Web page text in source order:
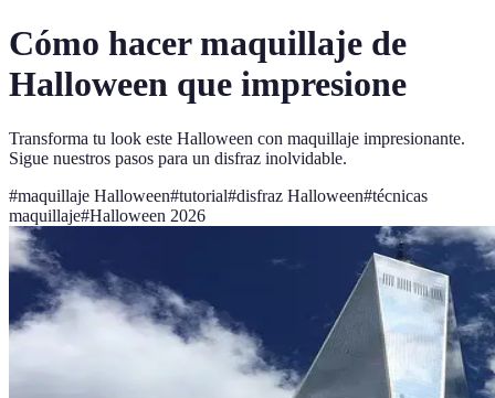
Cómo hacer maquillaje de
Halloween que impresione
Transforma tu look este Halloween con maquillaje impresionante.
Sigue nuestros pasos para un disfraz inolvidable.
#maquillaje Halloween#tutorial#disfraz Halloween#técnicas
maquillaje#Halloween 2026